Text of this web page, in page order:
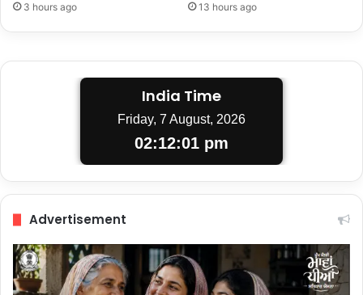
3 hours ago 13 hours ago
India Time
Friday, 7 August, 2026
02:12:02 pm
Advertisement